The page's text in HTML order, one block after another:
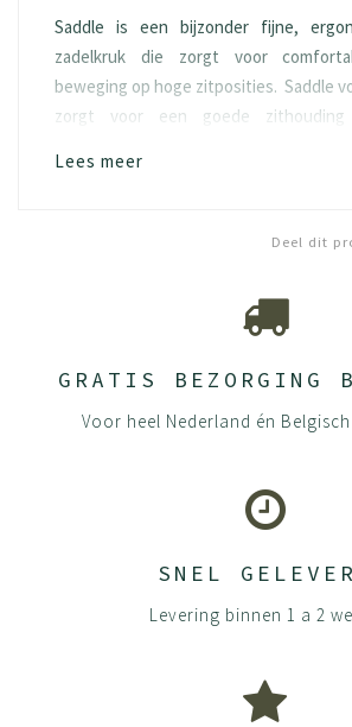
Saddle is een bijzonder fijne,
zadelkruk die zorgt voor
beweging op hoge zitposities. Saddle
zorgt voor een goede
zitbereik 38-51 cm
wielen voor zachte
zithoek- en hoogte instelling
Heel makkelijk te doen. De voet en
en het staat. Geen gereedschap nodig.
Lees meer
Deel dit
GRATIS
Voor heel Nederland én
SNEL
Levering binnen 1 a 2